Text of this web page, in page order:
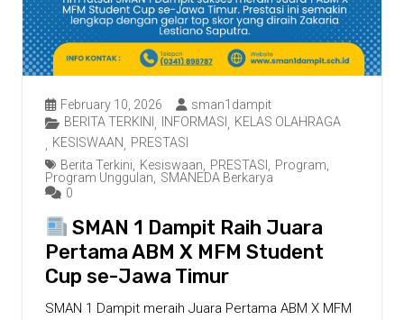
February 10, 2026
sman1dampit
BERITA TERKINI
INFORMASI
KELAS OLAHRAGA
KESISWAAN
PRESTASI
Berita Terkini
Kesiswaan PRESTASI Program
Program Unggulan
SMANEDA Berkarya
0
SMAN 1 Dampit Raih Juara
Pertama ABM X MFM Student
Cup se-Jawa Timur
SMAN 1 Dampit meraih Juara Pertama ABM X MFM